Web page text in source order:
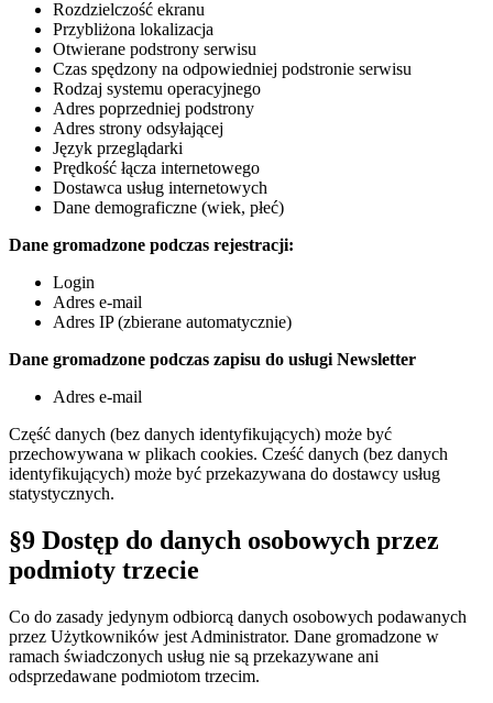
Rozdzielczość ekranu
Przybliżona lokalizacja
Otwierane podstrony serwisu
Czas spędzony na odpowiedniej podstronie serwisu
Rodzaj systemu operacyjnego
Adres poprzedniej podstrony
Adres strony odsyłającej
Język przeglądarki
Prędkość łącza internetowego
Dostawca usług internetowych
Dane demograficzne (wiek, płeć)
Dane gromadzone podczas rejestracji:
Login
Adres e-mail
Adres IP (zbierane automatycznie)
Dane gromadzone podczas zapisu do usługi Newsletter
Adres e-mail
Część danych (bez danych identyfikujących) może być
przechowywana w plikach cookies. Cześć danych (bez danych
identyfikujących) może być przekazywana do dostawcy usług
statystycznych.
§9 Dostęp do danych osobowych przez
podmioty trzecie
Co do zasady jedynym odbiorcą danych osobowych podawanych
przez Użytkowników jest Administrator. Dane gromadzone w
ramach świadczonych usług nie są przekazywane ani
odsprzedawane podmiotom trzecim.